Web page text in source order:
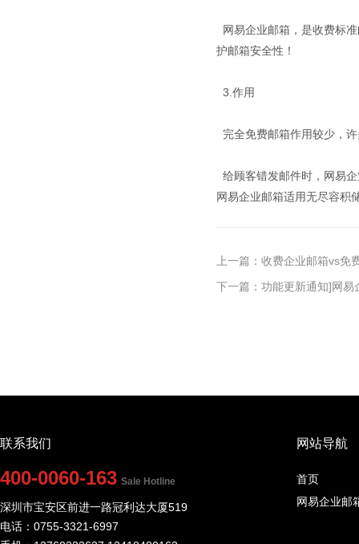
网易企业邮箱，是收费标
护邮箱安全性！
3.作用
完全免费邮箱作用较少，
给顾客错发邮件时，网易
网易企业邮箱适用无尽容积
上一篇：收费企业邮箱vs
下一篇：功能更新通知]网
联系我们
400-0060-163 Sale Hotline
深圳市宝安区前进一路冠利达大厦519
电话：0755-3321-6997
网站导航
首页
网易企业邮